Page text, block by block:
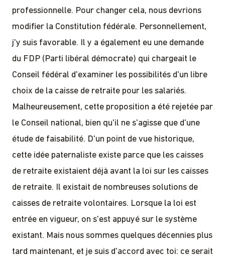
professionnelle. Pour changer cela, nous devrions
modifier la Constitution fédérale. Personnellement,
j'y suis favorable. Il y a également eu une demande
du FDP (Parti libéral démocrate) qui chargeait le
Conseil fédéral d'examiner les possibilités d'un libre
choix de la caisse de retraite pour les salariés.
Malheureusement, cette proposition a été rejetée par
le Conseil national, bien qu'il ne s'agisse que d'une
étude de faisabilité. D'un point de vue historique,
cette idée paternaliste existe parce que les caisses
de retraite existaient déjà avant la loi sur les caisses
de retraite. Il existait de nombreuses solutions de
caisses de retraite volontaires. Lorsque la loi est
entrée en vigueur, on s'est appuyé sur le système
existant. Mais nous sommes quelques décennies plus
tard maintenant, et je suis d'accord avec toi: ce serait